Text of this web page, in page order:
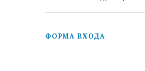
ФОРМА ВХОДА